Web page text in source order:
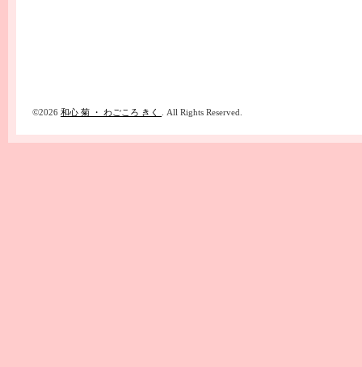
©2026 和心 菊 ・ わごころ きく . All Rights Reserved.